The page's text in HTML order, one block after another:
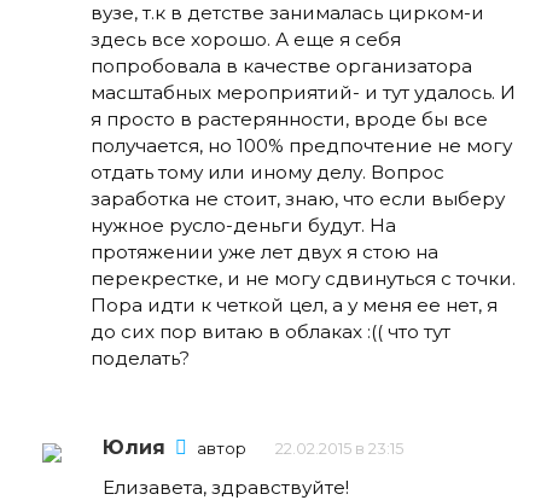
вузе, т.к в детстве занималась цирком-и
здесь все хорошо. А еще я себя
попробовала в качестве организатора
масштабных мероприятий- и тут удалось. И
я просто в растерянности, вроде бы все
получается, но 100% предпочтение не могу
отдать тому или иному делу. Вопрос
заработка не стоит, знаю, что если выберу
нужное русло-деньги будут. На
протяжении уже лет двух я стою на
перекрестке, и не могу сдвинуться с точки.
Пора идти к четкой цел, а у меня ее нет, я
до сих пор витаю в облаках :(( что тут
поделать?
Юлия автор 22.02.2015 в 23:15
Елизавета, здравствуйте!